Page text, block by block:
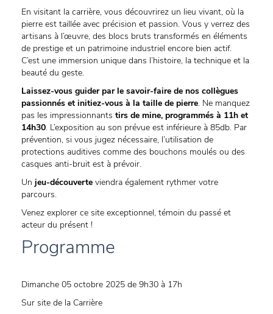
En visitant la carrière, vous découvrirez un lieu vivant, où la
pierre est taillée avec précision et passion. Vous y verrez des
artisans à l’œuvre, des blocs bruts transformés en éléments
de prestige et un patrimoine industriel encore bien actif.
C’est une immersion unique dans l’histoire, la technique et la
beauté du geste.
Laissez-vous guider par le savoir-faire de nos collègues
passionnés et initiez-vous à la taille de pierre. Ne manquez
pas les impressionnants tirs de mine, programmés à 11h et
14h30. L’exposition au son prévue est inférieure à 85db. Par
prévention, si vous jugez nécessaire, l’utilisation de
protections auditives comme des bouchons moulés ou des
casques anti-bruit est à prévoir.
Un jeu-découverte viendra également rythmer votre
parcours.
Venez explorer ce site exceptionnel, témoin du passé et
acteur du présent !
Programme
Dimanche 05 octobre 2025 de 9h30 à 17h
Sur site de la Carrière